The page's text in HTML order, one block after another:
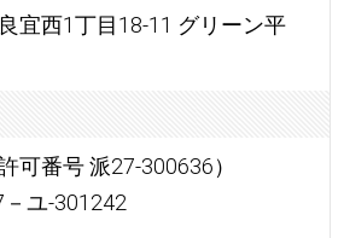
宜西1丁目18-11 グリーン平
可番号 派27-300636）
ユ-301242